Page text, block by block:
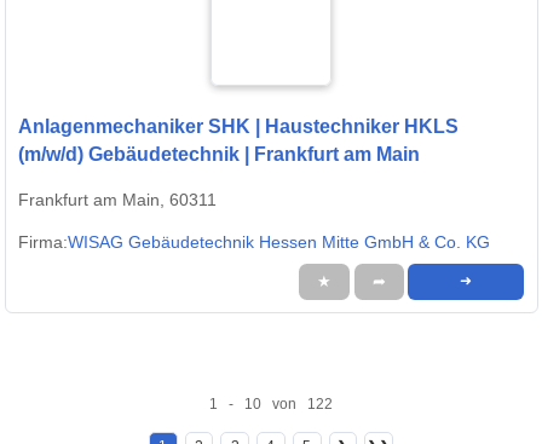
Anlagenmechaniker SHK | Haustechniker HKLS
(m/w/d) Gebäudetechnik | Frankfurt am Main
Frankfurt am Main, 60311
Firma:WISAG Gebäudetechnik Hessen Mitte GmbH & Co. KG
★ ➦ ➜
1 - 10 von 122